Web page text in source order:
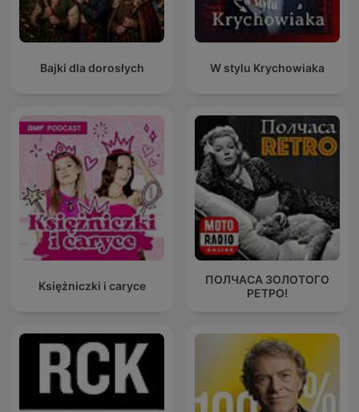
Bajki dla dorosłych W stylu Krychowiaka
Księżniczki i caryce
ПОЛЧАСА ЗОЛОТОГО
РЕТРО!